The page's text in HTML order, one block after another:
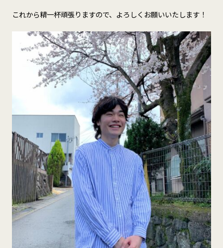
これから精一杯頑張りますので、よろしくお願いいたします！